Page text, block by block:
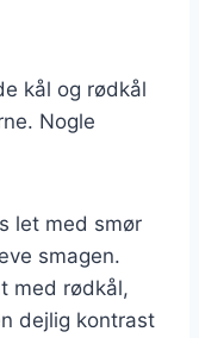
kål og rødkål
Nogle
let med smør
smagen.
med rødkål,
dejlig kontrast